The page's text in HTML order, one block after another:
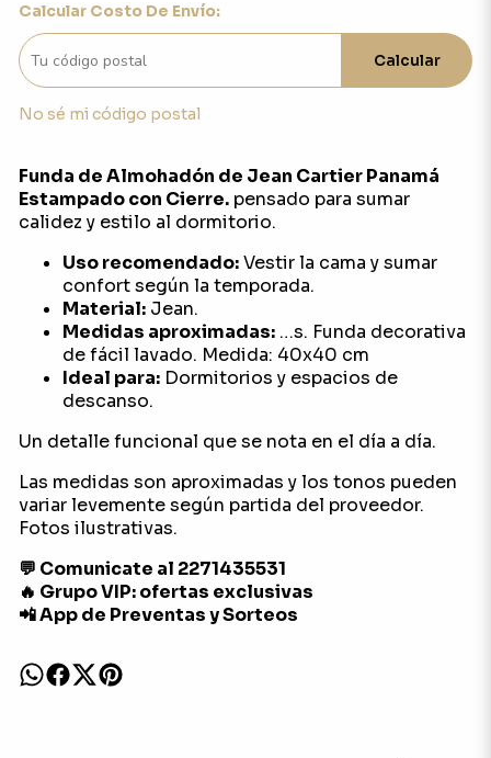
Calcular Costo De Envío:
Calcular
No sé mi código postal
Funda de Almohadón de Jean Cartier Panamá
Estampado con Cierre.pensado para sumar
calidez y estilo al dormitorio.
Uso recomendado:Vestir la cama y sumar
confort según la temporada.
Material:Jean.
Medidas aproximadas:…s. Funda decorativa
de fácil lavado. Medida: 40x40 cm
Ideal para:Dormitorios y espacios de
descanso.
Un detalle funcional que se nota en el día a día.
Las medidas son aproximadas y los tonos pueden
variar levemente según partida del proveedor.
Fotos ilustrativas.
💬 Comunicate al 2271435531
🔥 Grupo VIP: ofertas exclusivas
📲 App de Preventas y Sorteos